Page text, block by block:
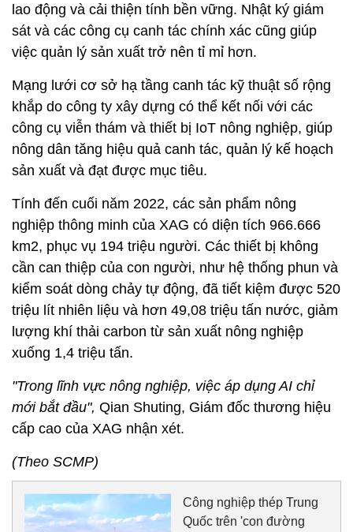
lao động và cải thiện tính bền vững. Nhật ký giám
sát và các công cụ canh tác chính xác cũng giúp
việc quản lý sản xuất trở nên tỉ mỉ hơn.
Mạng lưới cơ sở hạ tầng canh tác kỹ thuật số rộng
khắp do công ty xây dựng có thể kết nối với các
công cụ viễn thám và thiết bị IoT nông nghiệp, giúp
nông dân tăng hiệu quả canh tác, quản lý kế hoạch
sản xuất và đạt được mục tiêu.
Tính đến cuối năm 2022, các sản phẩm nông
nghiệp thông minh của XAG có diện tích 966.666
km2, phục vụ 194 triệu người. Các thiết bị không
cần can thiệp của con người, như hệ thống phun và
kiểm soát dòng chảy tự động, đã tiết kiệm được 520
triệu lít nhiên liệu và hơn 49,08 triệu tấn nước, giảm
lượng khí thải carbon từ sản xuất nông nghiệp
xuống 1,4 triệu tấn.
"Trong lĩnh vực nông nghiệp, việc áp dụng AI chỉ
mới bắt đầu", Qian Shuting, Giám đốc thương hiệu
cấp cao của XAG nhận xét.
(Theo SCMP)
Công nghiệp thép Trung
Quốc trên 'con đường